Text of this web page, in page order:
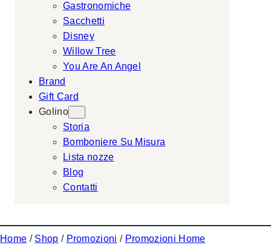
Gastronomiche
Sacchetti
Disney
Willow Tree
You Are An Angel
Brand
Gift Card
Golino
Storia
Bomboniere Su Misura
Lista nozze
Blog
Contatti
Home / Shop / Promozioni / Promozioni Home